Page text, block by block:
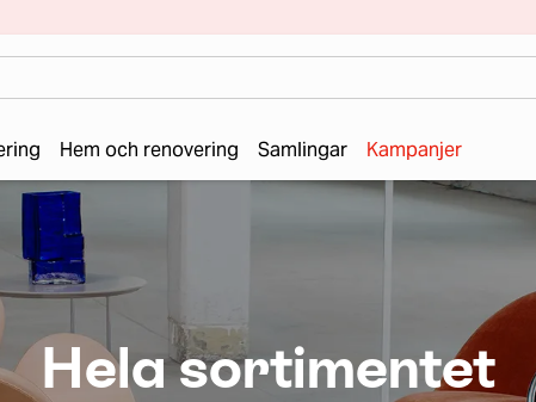
Hem och renovering Samlingar Kampanjer
Hela sortimentet